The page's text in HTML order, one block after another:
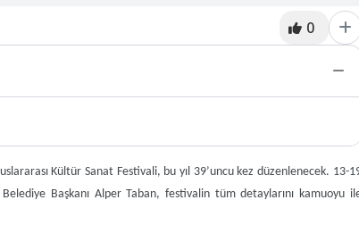
0
Kültür Sanat Festivali, bu yıl 39’uncu kez düzenlenecek. 13-
Başkanı Alper Taban, festivalin tüm detaylarını kamuoyu